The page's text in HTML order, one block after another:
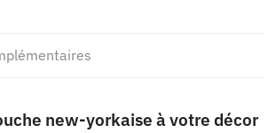
new-yorkaise à votre décor